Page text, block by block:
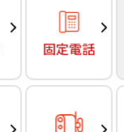
固定電話